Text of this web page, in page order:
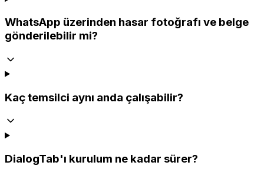
WhatsApp üzerinden hasar fotoğrafı ve belge
gönderilebilir mi?
Kaç temsilci aynı anda çalışabilir?
DialogTab'ı kurulum ne kadar sürer?